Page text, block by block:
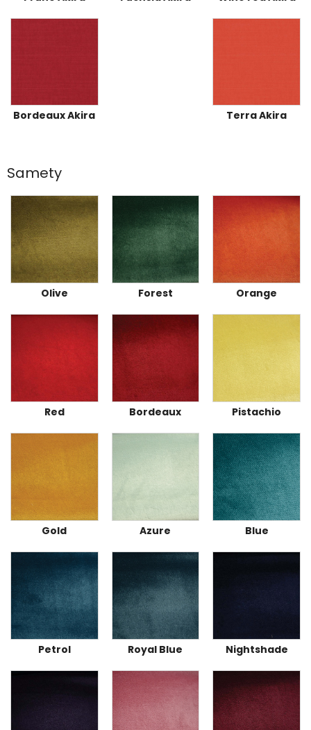
Bordeaux Akira Terra Akira
Samety
Olive Forest Orange
Red Bordeaux Pistachio
Gold Azure Blue
Petrol Royal Blue Nightshade